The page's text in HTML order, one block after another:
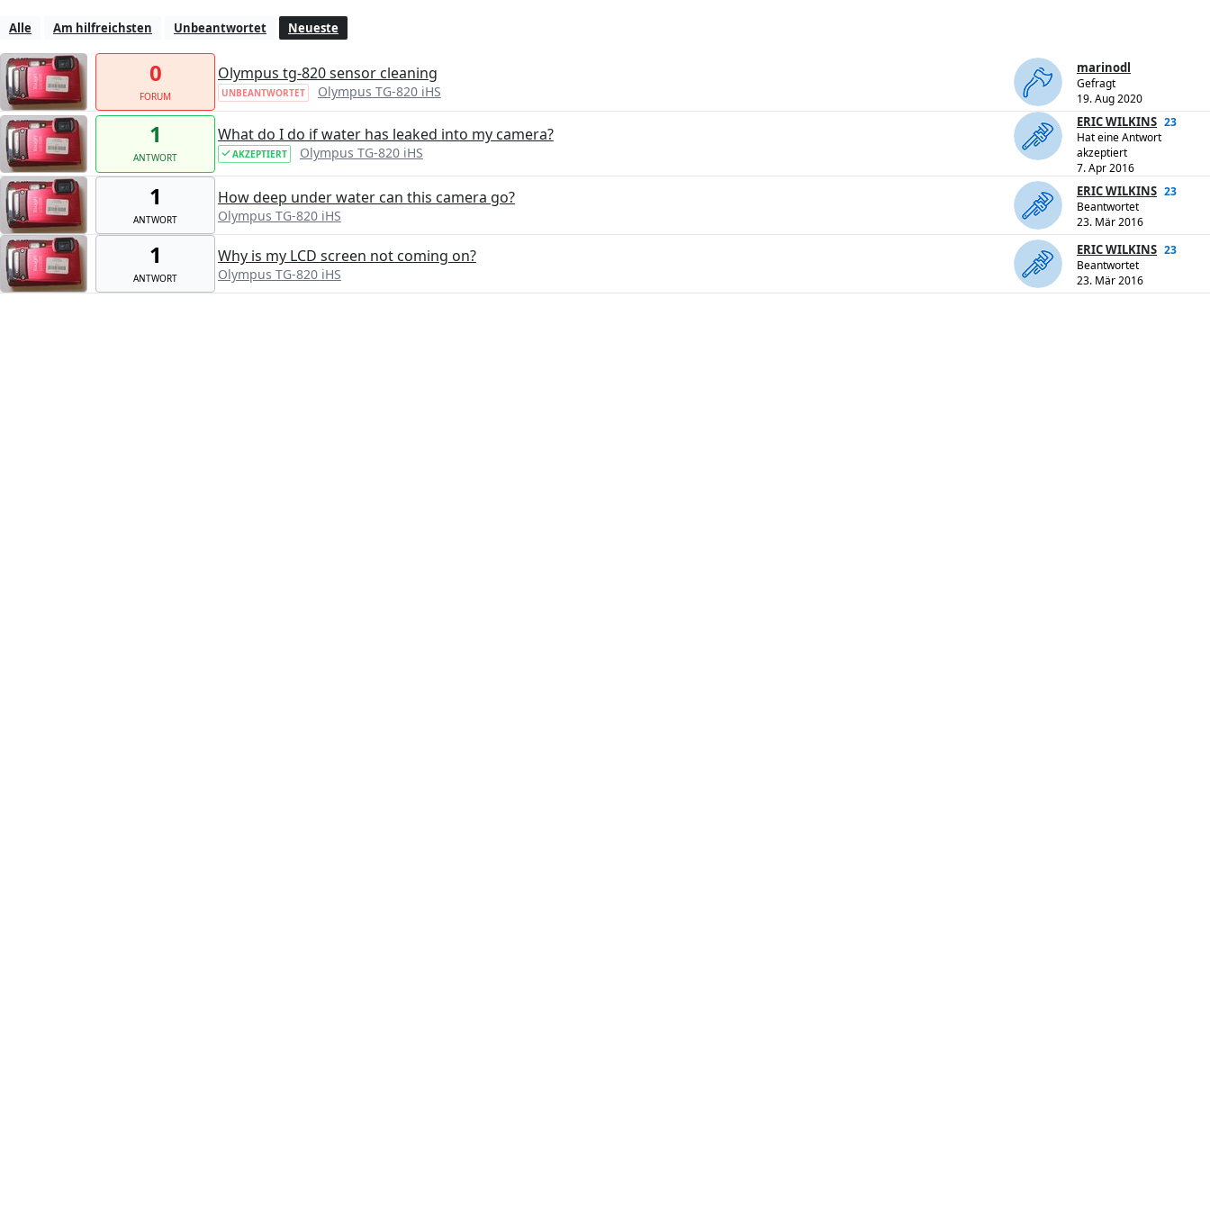
Alle Am hilfreichsten Unbeantwortet Neueste
0
FORUM
Olympus tg-820 sensor cleaning
UNBEANTWORTET Olympus TG-820 iHS
marinodl
Gefragt
19. Aug 2020
1
ANTWORT
What do I do if water has leaked into my camera?
AKZEPTIERT Olympus TG-820 iHS
ERIC WILKINS 23
Hat eine Antwort
akzeptiert
7. Apr 2016
1
ANTWORT
How deep under water can this camera go?
Olympus TG-820 iHS
ERIC WILKINS 23
Beantwortet
23. Mär 2016
1
ANTWORT
Why is my LCD screen not coming on?
Olympus TG-820 iHS
ERIC WILKINS 23
Beantwortet
23. Mär 2016